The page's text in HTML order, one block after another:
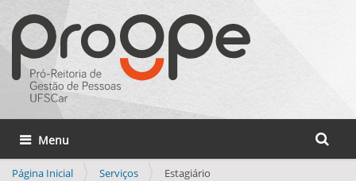
Busca
Busca
Toggle navigation
Página Inicial Serviços Estagiário